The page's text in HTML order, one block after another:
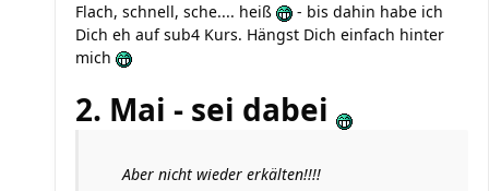
Flach, schnell, sche.... heiß
- bis dahin habe ich
Dich eh auf sub4 Kurs. Hängst Dich einfach hinter
mich
2. Mai - sei dabei
Aber nicht wieder erkälten!!!!